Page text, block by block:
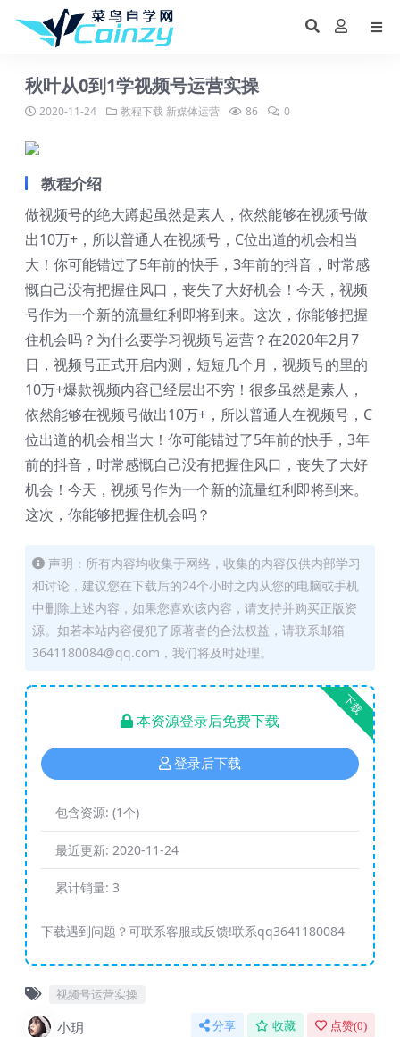
秋叶从0到1学视频号运营实操
2020-11-24 教程下载 新媒体运营 86 0
教程介绍
做视频号的绝大蹲起虽然是素人，依然能够在视频号做
出10万+，所以普通人在视频号，C位出道的机会相当
大！你可能错过了5年前的快手，3年前的抖音，时常感
慨自己没有把握住风口，丧失了大好机会！今天，视频
号作为一个新的流量红利即将到来。这次，你能够把握
住机会吗？为什么要学习视频号运营？在2020年2月7
日，视频号正式开启内测，短短几个月，视频号的里的
10万+爆款视频内容已经层出不穷！很多虽然是素人，
依然能够在视频号做出10万+，所以普通人在视频号，C
位出道的机会相当大！你可能错过了5年前的快手，3年
前的抖音，时常感慨自己没有把握住风口，丧失了大好
机会！今天，视频号作为一个新的流量红利即将到来。
这次，你能够把握住机会吗？
声明：所有内容均收集于网络，收集的内容仅供内部学习
和讨论，建议您在下载后的24个小时之内从您的电脑或手机
中删除上述内容，如果您喜欢该内容，请支持并购买正版资
源。如若本站内容侵犯了原著者的合法权益，请联系邮箱
3641180084@qq.com，我们将及时处理。
下载
本资源登录后免费下载
登录后下载
包含资源: (1个)
最近更新: 2020-11-24
累计销量: 3
下载遇到问题？可联系客服或反馈!联系qq3641180084
视频号运营实操
小玥 分享 收藏 点赞(0)